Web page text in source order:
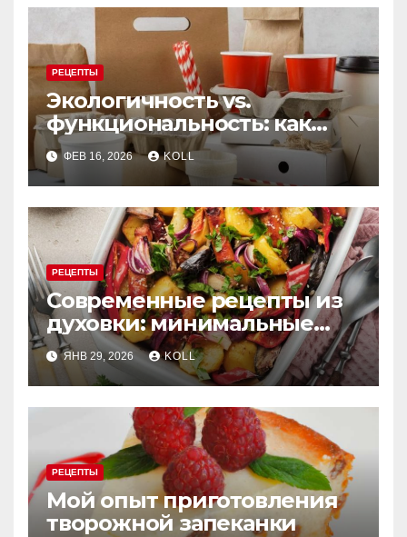
РЕЦЕПТЫ
Экологичность vs.
функциональность: как
выбрать бумажную посуду
для заведения
ФЕВ 16, 2026 KOLL
РЕЦЕПТЫ
Современные рецепты из
духовки: минимальные
усилия, максимум вкуса
ЯНВ 29, 2026 KOLL
РЕЦЕПТЫ
Мой опыт приготовления
творожной запеканки